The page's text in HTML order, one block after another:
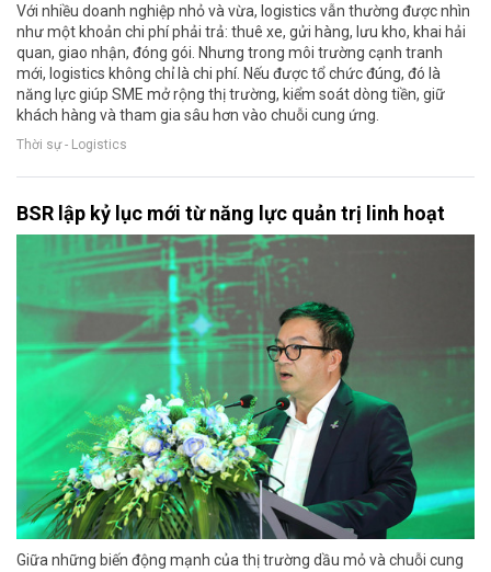
Với nhiều doanh nghiệp nhỏ và vừa, logistics vẫn thường được nhìn
như một khoản chi phí phải trả: thuê xe, gửi hàng, lưu kho, khai hải
quan, giao nhận, đóng gói. Nhưng trong môi trường cạnh tranh
mới, logistics không chỉ là chi phí. Nếu được tổ chức đúng, đó là
năng lực giúp SME mở rộng thị trường, kiểm soát dòng tiền, giữ
khách hàng và tham gia sâu hơn vào chuỗi cung ứng.
Thời sự - Logistics
BSR lập kỷ lục mới từ năng lực quản trị linh hoạt
Giữa những biến động mạnh của thị trường dầu mỏ và chuỗi cung